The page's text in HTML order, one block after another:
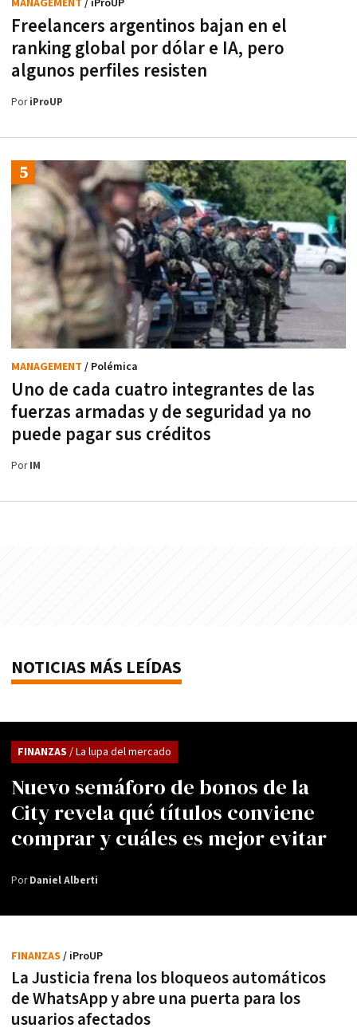
Freelancers argentinos bajan en el
ranking global por dólar e IA, pero
algunos perfiles resisten
MANAGEMENT / iProUP
PoriProUP
Uno de cada cuatro integrantes de las
fuerzas armadas y de seguridad ya no
puede pagar sus créditos
MANAGEMENT / Polémica
PorIM
NOTICIAS MÁS LEÍDAS
Nuevo semáforo de bonos de la
City revela qué títulos conviene
comprar y cuáles es mejor evitar
FINANZAS / La lupa del mercado
PorDaniel Alberti
La Justicia frena los bloqueos automáticos
de WhatsApp y abre una puerta para los
usuarios afectados
FINANZAS / iProUP